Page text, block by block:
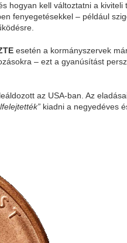
hogyan kell változtatni a kiviteli
fenyegetésekkel – például
esetén a kormányszervek
– ezt a gyanúsítást
az USA-ban. Az
kiadni a negyedéves